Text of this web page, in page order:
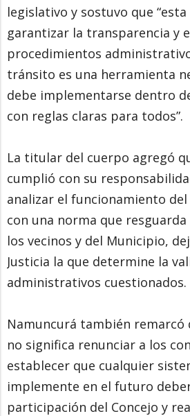
legislativo y sostuvo que
garantizar la transparencia y
procedimientos
tránsito es una herramienta
debe implementarse dentro
con reglas claras para todos”.
La titular del cuerpo agregó
cumplió con su
analizar el funcionamiento
con una norma que
los vecinos y del Municipio,
Justicia la que determine la
administrativos cuestionados.
Namuncurá también remarcó
no significa renunciar a los
establecer que cualquier
implemente en el futuro
participación del Concejo y